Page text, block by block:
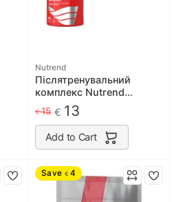
Nutrend
Післятренувальний
комплекс Nutrend
REGENER 450 g
€15 € 13
Add to Cart
Save € 4